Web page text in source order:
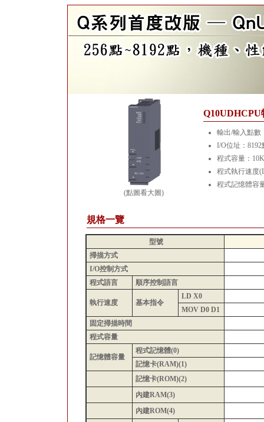
(點圖看大圖)
Q10UDHCPU
輸出/輸入點數
I/O位址：8192
程式容量：
程式執行速度
程式記憶體容
規格一覽
型號
掃描方式
I/O控制方式
程式語言
順序控制語言
執行速度 基本指令
LD X0
MOV D0 D1
固定掃描時間
程式容量
記憶體容量
程式記憶體(0)
記憶卡(RAM)(1)
記憶卡(ROM)(2)
內建RAM(3)
內建ROM(4)